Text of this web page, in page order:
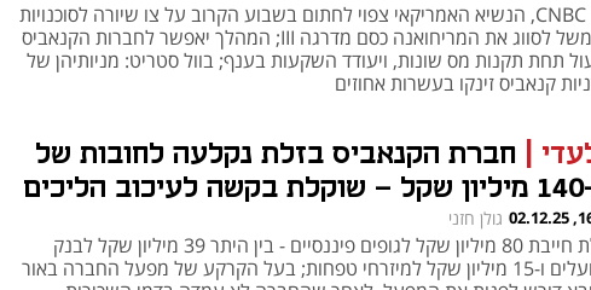
לפי CNBC, הנשיא האמריקאי צפוי לחתום בשבוע הקרוב על צו שיורה לסוכנויות
הממשל לסווג את המריחואנה כסם מדרגה III; המהלך יאפשר לחברות הקנאביס
תחת תקנות מס שונות, ויעודד השקעות בענף; בוול סטריט: מניותיהן של
קנאביס זינקו בעשרות אחוזים
חברת הקנאביס בזלת נקלעה לחובות של
גולן חזני
בזלת חייבת 80 מיליון שקל לגופים פיננסיים - בין היתר 39 מיליון שקל לבנק
הפועלים ו-15 מיליון שקל למיזרחי טפחות; בעל הקרקע של מפעל החברה באור